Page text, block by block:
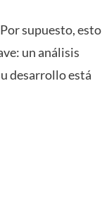
supuesto, esto
un análisis
desarrollo está